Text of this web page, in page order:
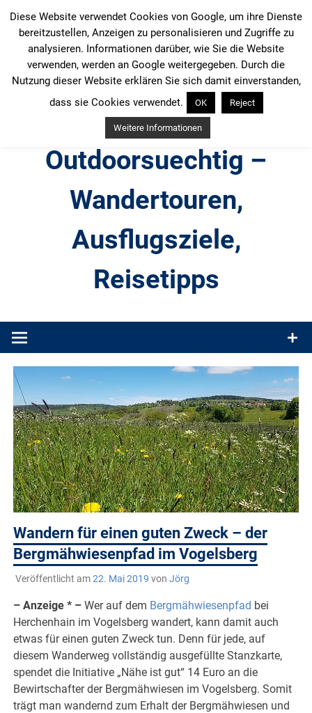
Inhalt
springen
Outdoorsuechtig –
Wandertouren,
Ausflugsziele,
Reisetipps
Produkttests und Buchrezensionen. Ein Blog für alle, die gern
Wandern für einen guten Zweck – der
Bergmähwiesenpfad im Vogelsberg
Veröffentlicht am22. Mai 2019 von Jörg
– Anzeige * – Wer auf dem Bergmähwiesenpfad bei
Herchenhain im Vogelsberg wandert, kann damit auch
etwas für einen guten Zweck tun. Denn für jede, auf
diesem Wanderweg vollständig ausgefüllte Stanzkarte,
spendet die Initiative „Nähe ist gut“ 14 Euro an die
Bewirtschafter der Bergmähwiesen im Vogelsberg. Somit
trägt man wandernd zum Erhalt der Bergmähwiesen und
Diese Website verwendet Cookies von Google, um ihre Dienste
bereitzustellen, Anzeigen zu personalisieren und Zugriffe zu
analysieren. Informationen darüber, wie Sie die Website
verwenden, werden an Google weitergegeben. Durch die
Nutzung dieser Website erklären Sie sich damit einverstanden,
dass sie Cookies verwendet.
OK Reject
Weitere Informationen